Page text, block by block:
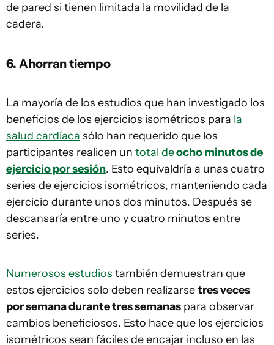
de pared si tienen limitada la movilidad de la
cadera.
6. Ahorran tiempo
La mayoría de los estudios que han investigado los
beneficios de los ejercicios isométricos para la
salud cardíaca sólo han requerido que los
participantes realicen un total deocho minutos de
ejercicio por sesión. Esto equivaldría a unas cuatro
series de ejercicios isométricos, manteniendo cada
ejercicio durante unos dos minutos. Después se
descansaría entre uno y cuatro minutos entre
series.
Numerosos estudios también demuestran que
estos ejercicios solo deben realizarsetres veces
por semana durante tres semanas para observar
cambios beneficiosos. Esto hace que los ejercicios
isométricos sean fáciles de encajar incluso en las